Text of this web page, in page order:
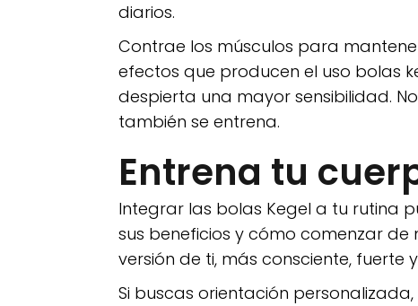
diarios.
Contrae los músculos para
efectos que producen el uso bolas
despierta una mayor sensibilidad.
también se entrena.
Entrena tu
Integrar las bolas Kegel a tu rutina
sus beneficios y cómo comenzar
versión de ti, más consciente,
Si buscas orientación